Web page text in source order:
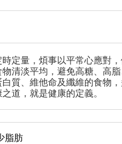
定量，煩事以平常心應對
清淡平均，避免高糖、高脂
質、維他命及纖維的食物，
道，就是健康的定義。
脂肪